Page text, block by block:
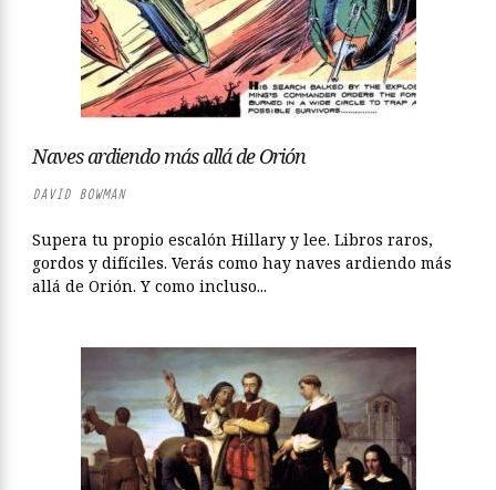
Naves ardiendo más allá de Orión
DAVID BOWMAN
Supera tu propio escalón Hillary y lee. Libros raros,
gordos y difíciles. Verás como hay naves ardiendo más
allá de Orión. Y como incluso...